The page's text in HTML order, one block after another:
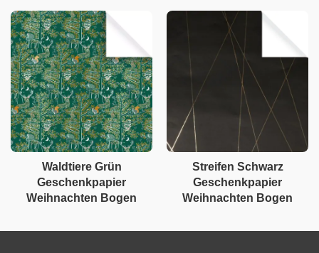
Waldtiere Grün
Geschenkpapier
Weihnachten Bogen
Streifen Schwarz
Geschenkpapier
Weihnachten Bogen